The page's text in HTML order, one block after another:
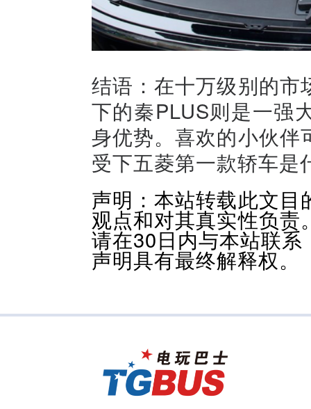
结语：在十万级别的
下的秦PLUS则是一强
身优势。喜欢的小伙
受下五菱第一款轿车是
声明：本站转载此文
观点和对其真实性负
请在30日内与本站联
声明具有最终解释权。